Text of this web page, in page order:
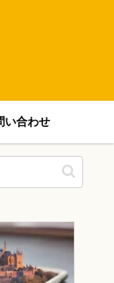
い合わせ